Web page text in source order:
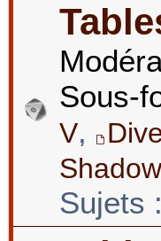
Sous-
V,
Sujets :